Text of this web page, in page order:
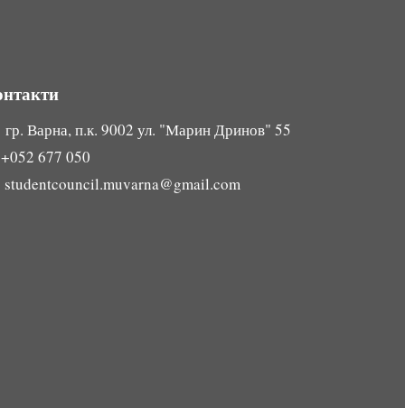
Варна, п.к. 9002 ул. "Марин Дринов" 55
+052 677 050
studentcouncil.muvarna@gmail.com